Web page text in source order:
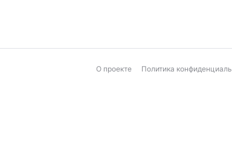
О проекте Политика